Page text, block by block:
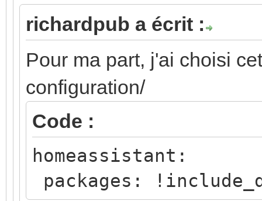
richardpub a écrit :
Pour ma part, j'ai choisi
configuration/
Code :
homeassistant:
packages: